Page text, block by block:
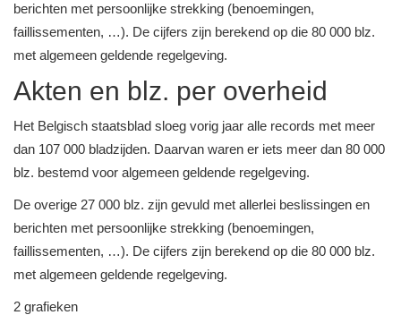
berichten met persoonlijke strekking (benoemingen,
faillissementen, …). De cijfers zijn berekend op die 80 000 blz.
met algemeen geldende regelgeving.
Akten en blz. per overheid
Het Belgisch staatsblad sloeg vorig jaar alle records met meer
dan 107 000 bladzijden. Daarvan waren er iets meer dan 80 000
blz. bestemd voor algemeen geldende regelgeving.
De overige 27 000 blz. zijn gevuld met allerlei beslissingen en
berichten met persoonlijke strekking (benoemingen,
faillissementen, …). De cijfers zijn berekend op die 80 000 blz.
met algemeen geldende regelgeving.
2 grafieken